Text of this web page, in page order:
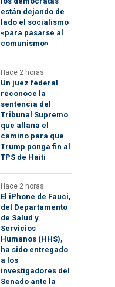
están dejando de
lado el socialismo
«para pasarse al
comunismo»
Hace 2 horas
Un juez federal
reconoce la
sentencia del
Tribunal Supremo
que allana el
camino para que
Trump ponga fin al
TPS de Haití
Hace 2 horas
El iPhone de Fauci,
del Departamento
de Salud y
Servicios
Humanos (HHS),
ha sido entregado
a los
investigadores del
Senado ante la